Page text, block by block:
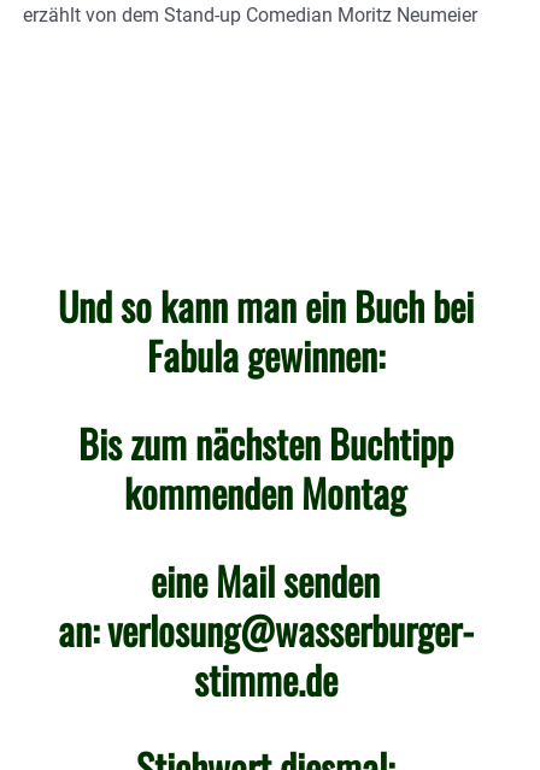
erzählt von dem Stand-up Comedian Moritz Neumeier
Und so kann man ein Buch bei
Fabula gewinnen:
Bis zum nächsten Buchtipp
kommenden Montag
eine Mail senden
an:verlosung@wasserburger-
stimme.de